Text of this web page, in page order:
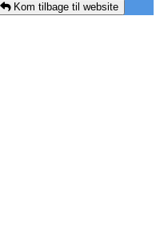
Kom tilbage til website